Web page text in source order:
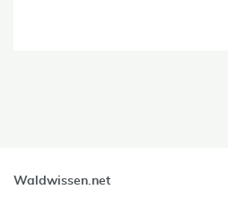
Waldwissen.net